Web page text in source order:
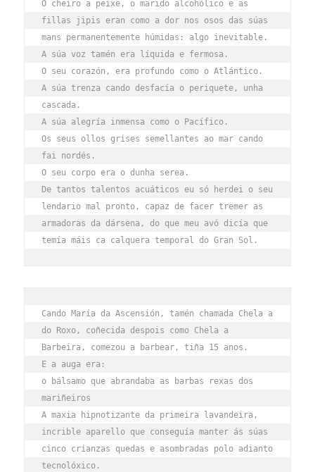
O cheiro a peixe, o marido alcohólico e as
fillas jipis eran como a dor nos osos das súas
mans permanentemente húmidas: algo inevitable.
A súa voz tamén era líquida e fermosa.
O seu corazón, era profundo como o Atlántico.
A súa trenza cando desfacía o periquete, unha
cascada.
A súa alegría inmensa como o Pacífico.
Os seus ollos grises semellantes ao mar cando
fai nordés.
O seu corpo era o dunha serea.
De tantos talentos acuáticos eu só herdei o seu
lendario mal pronto, capaz de facer tremer as
armadoras da dársena, do que meu avó dicía que
temía máis ca calquera temporal do Gran Sol.
Cando María da Ascensión, tamén chamada Chela a
do Roxo, coñecida despois como Chela a
Barbeira, comezou a barbear, tiña 15 anos.
E a auga era:
o bálsamo que abrandaba as barbas rexas dos
mariñeiros
A maxia hipnotizante da primeira lavandeira,
incrible aparello que conseguía manter ás súas
cinco crianzas quedas e asombradas polo adianto
tecnolóxico.